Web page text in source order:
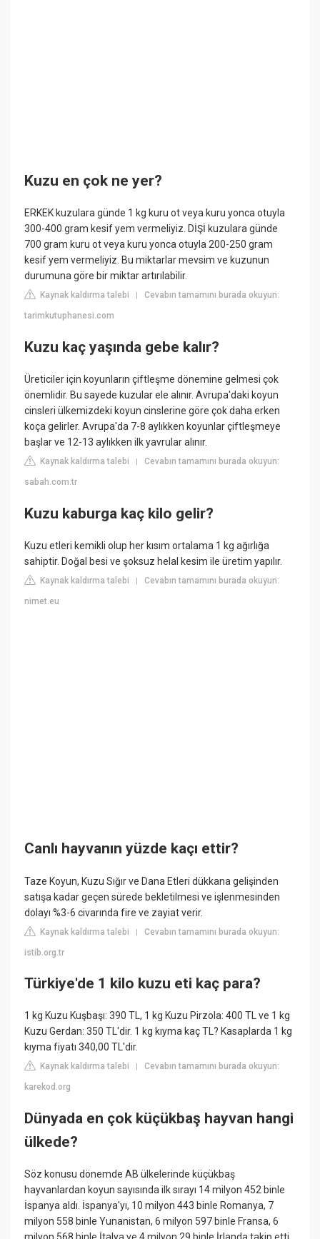
Kuzu en çok ne yer?
ERKEK kuzulara günde 1 kg kuru ot veya kuru yonca otuyla
300-400 gram kesif yem vermeliyiz. DİŞİ kuzulara günde
700 gram kuru ot veya kuru yonca otuyla 200-250 gram
kesif yem vermeliyiz. Bu miktarlar mevsim ve kuzunun
durumuna göre bir miktar artırılabilir.
Kaynak kaldırma talebi |Cevabın tamamını burada okuyun:
tarimkutuphanesi.com
Kuzu kaç yaşında gebe kalır?
Üreticiler için koyunların çiftleşme dönemine gelmesi çok
önemlidir. Bu sayede kuzular ele alınır. Avrupa'daki koyun
cinsleri ülkemizdeki koyun cinslerine göre çok daha erken
koça gelirler. Avrupa'da 7-8 aylıkken koyunlar çiftleşmeye
başlar ve 12-13 aylıkken ilk yavrular alınır.
Kaynak kaldırma talebi |Cevabın tamamını burada okuyun:
sabah.com.tr
Kuzu kaburga kaç kilo gelir?
Kuzu etleri kemikli olup her kısım ortalama 1 kg ağırlığa
sahiptir. Doğal besi ve şoksuz helal kesim ile üretim yapılır.
Kaynak kaldırma talebi |Cevabın tamamını burada okuyun:
nimet.eu
Canlı hayvanın yüzde kaçı ettir?
Taze Koyun, Kuzu Sığır ve Dana Etleri dükkana gelişinden
satışa kadar geçen sürede bekletilmesi ve işlenmesinden
dolayı %3-6 civarında fire ve zayiat verir.
Kaynak kaldırma talebi |Cevabın tamamını burada okuyun:
istib.org.tr
Türkiye'de 1 kilo kuzu eti kaç para?
1 kg Kuzu Kuşbaşı: 390 TL, 1 kg Kuzu Pirzola: 400 TL ve 1 kg
Kuzu Gerdan: 350 TL'dir. 1 kg kıyma kaç TL? Kasaplarda 1 kg
kıyma fiyatı 340,00 TL'dir.
Kaynak kaldırma talebi |Cevabın tamamını burada okuyun:
karekod.org
Dünyada en çok küçükbaş hayvan hangi
ülkede?
Söz konusu dönemde AB ülkelerinde küçükbaş
hayvanlardan koyun sayısında ilk sırayı 14 milyon 452 binle
İspanya aldı. İspanya'yı, 10 milyon 443 binle Romanya, 7
milyon 558 binle Yunanistan, 6 milyon 597 binle Fransa, 6